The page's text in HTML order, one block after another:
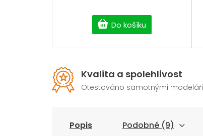
Do košíku
Kvalita a spolehlivost
Otestováno samotnými modeláři
Popis Podobné (9)